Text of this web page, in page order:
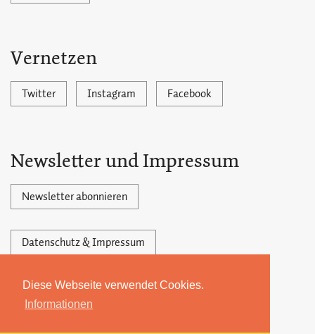
Diese Webseite verwendet Cookies.
Informationen
Vernetzen
Twitter Instagram Facebook
Newsletter und Impressum
Newsletter abonnieren
Datenschutz & Impressum